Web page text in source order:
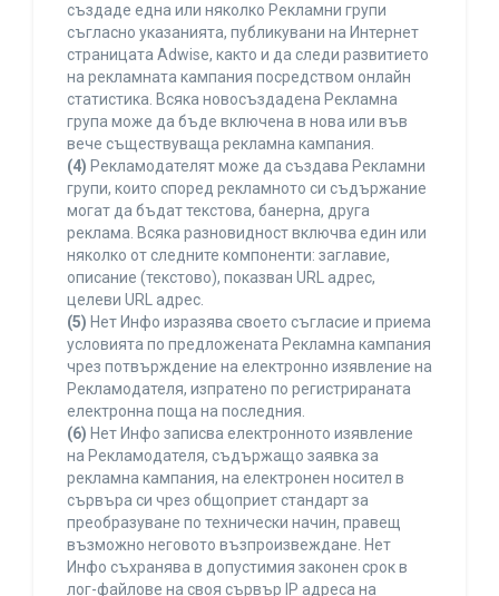
създаде една или няколко Рекламни групи
съгласно указанията, публикувани на Интернет
страницата Adwise, както и да следи развитието
на рекламната кампания посредством онлайн
статистика. Всяка новосъздадена Рекламна
група може да бъде включена в нова или във
вече съществуваща рекламна кампания.
(4) Рекламодателят може да създава Рекламни
групи, които според рекламното си съдържание
могат да бъдат текстова, банерна, друга
реклама. Всяка разновидност включва един или
няколко от следните компоненти: заглавие,
описание (текстово), показван URL адрес,
целеви URL адрес.
(5) Нет Инфо изразява своето съгласие и приема
условията по предложената Рекламна кампания
чрез потвърждение на електронно изявление на
Рекламодателя, изпратено по регистрираната
електронна поща на последния.
(6) Нет Инфо записва електронното изявление
на Рекламодателя, съдържащо заявка за
рекламна кампания, на електронен носител в
сървъра си чрез общоприет стандарт за
преобразуване по технически начин, правещ
възможно неговото възпроизвеждане. Нет
Инфо съхранява в допустимия законен срок в
лог-файлове на своя сървър IP адреса на